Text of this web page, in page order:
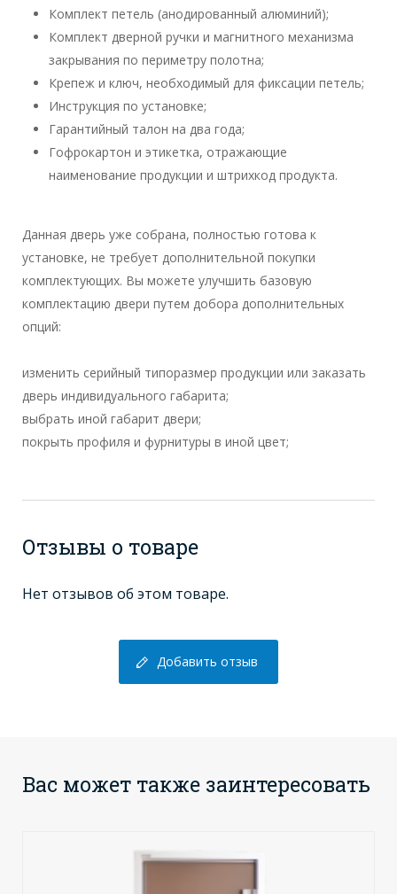
Комплект петель (анодированный алюминий);
Комплект дверной ручки и магнитного механизма
закрывания по периметру полотна;
Крепеж и ключ, необходимый для фиксации петель;
Инструкция по установке;
Гарантийный талон на два года;
Гофрокартон и этикетка, отражающие
наименование продукции и штрихкод продукта.
Данная дверь уже собрана, полностью готова к
установке, не требует дополнительной покупки
комплектующих. Вы можете улучшить базовую
комплектацию двери путем добора дополнительных
опций:
изменить серийный типоразмер продукции или заказать
дверь индивидуального габарита;
выбрать иной габарит двери;
покрыть профиля и фурнитуры в иной цвет;
Отзывы о товаре
Нет отзывов об этом товаре.
Добавить отзыв
Вас может также заинтересовать